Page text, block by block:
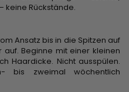
keine Rückstände.
Ansatz bis in die Spitzen auf
Beginne mit einer kleinen
Haardicke. Nicht ausspülen.
bis zweimal wöchentlich